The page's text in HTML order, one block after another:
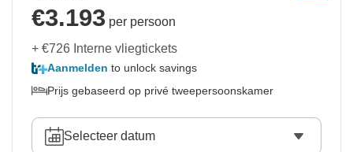
€3.193 per persoon
+ €726 Interne vliegtickets
Aanmelden to unlock savings
Prijs gebaseerd op privé tweepersoonskamer
Selecteer datum